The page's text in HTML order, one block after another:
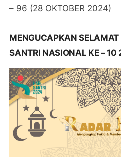
– 96 (28 OKTOBER 2024)
MENGUCAPKAN SELAMAT
SANTRI NASIONAL KE –